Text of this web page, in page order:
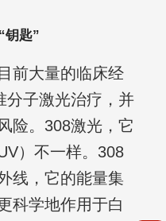
钥匙”
前大量的临床经
分子激光治疗，并
险。308激光，它
）不一样。308
线，它的能量集
科学地作用于白